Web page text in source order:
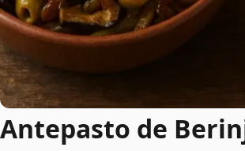
Antepasto de